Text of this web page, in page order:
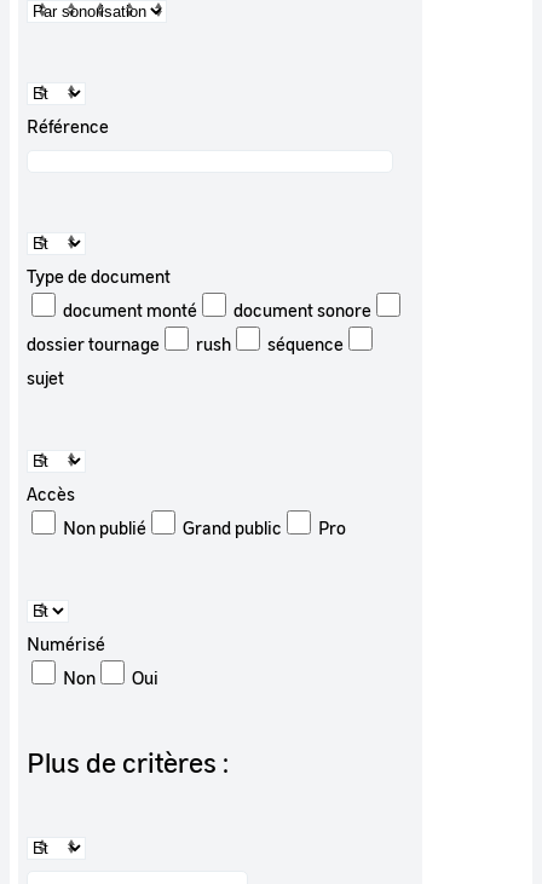
Référence
Type de document
document monté
document sonore
dossier tournage
rush
séquence
sujet
Accès
Non publié
Grand public Pro
Numérisé
Non
Oui
Plus de critères :